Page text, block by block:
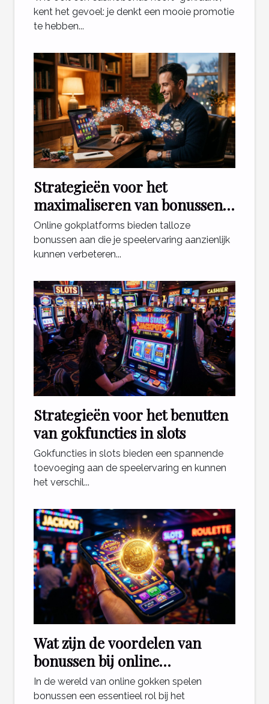
kent het gevoel: je denkt een mooie promotie
te hebben...
Strategieën voor het
maximaliseren van bonussen
bij online gokplatforms
Online gokplatforms bieden talloze
bonussen aan die je speelervaring aanzienlijk
kunnen verbeteren...
Strategieën voor het benutten
van gokfuncties in slots
Gokfuncties in slots bieden een spannende
toevoeging aan de speelervaring en kunnen
het verschil...
Wat zijn de voordelen van
bonussen bij online
gokplatforms?
In de wereld van online gokken spelen
bonussen een essentieel rol bij het